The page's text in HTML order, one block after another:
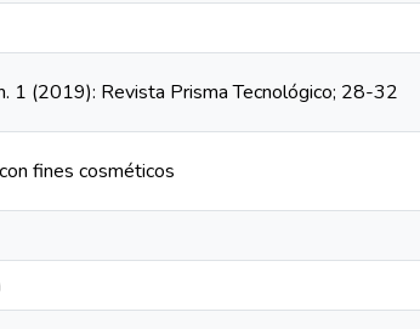
1 (2019): Revista Prisma Tecnológico; 28-32
fines cosméticos